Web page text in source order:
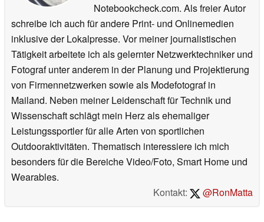
Notebookcheck.com. Als freier Autor
schreibe ich auch für andere Print- und Onlinemedien
inklusive der Lokalpresse. Vor meiner journalistischen
Tätigkeit arbeitete ich als gelernter Netzwerktechniker und
Fotograf unter anderem in der Planung und Projektierung
von Firmennetzwerken sowie als Modefotograf in
Mailand. Neben meiner Leidenschaft für Technik und
Wissenschaft schlägt mein Herz als ehemaliger
Leistungssportler für alle Arten von sportlichen
Outdooraktivitäten. Thematisch interessiere ich mich
besonders für die Bereiche Video/Foto, Smart Home und
Wearables.
Kontakt:
@RonMatta